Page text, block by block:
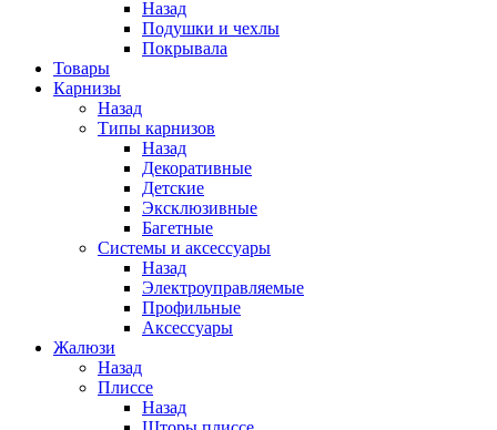
Назад
Подушки и чехлы
Покрывала
Товары
Карнизы
Назад
Типы карнизов
Назад
Декоративные
Детские
Эксклюзивные
Багетные
Системы и аксессуары
Назад
Электроуправляемые
Профильные
Аксессуары
Жалюзи
Назад
Плиссе
Назад